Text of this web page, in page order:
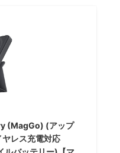
(MagGo) (アップ
レス充電対応